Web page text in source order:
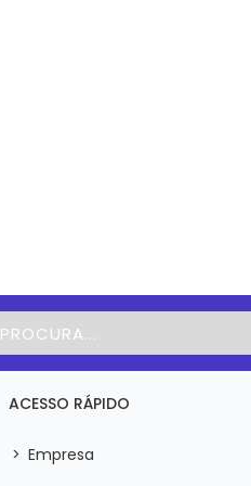
ACESSO RÁPIDO
> Empresa